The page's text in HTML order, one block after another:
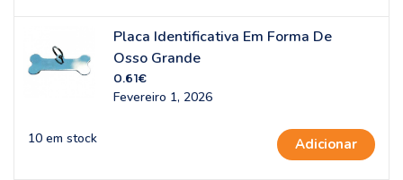
Placa Identificativa Em Forma De
Osso Grande
0.61€
Fevereiro 1, 2026
10 em stock Adicionar